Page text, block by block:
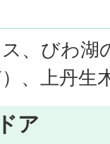
、びわ湖
、上丹生
ア